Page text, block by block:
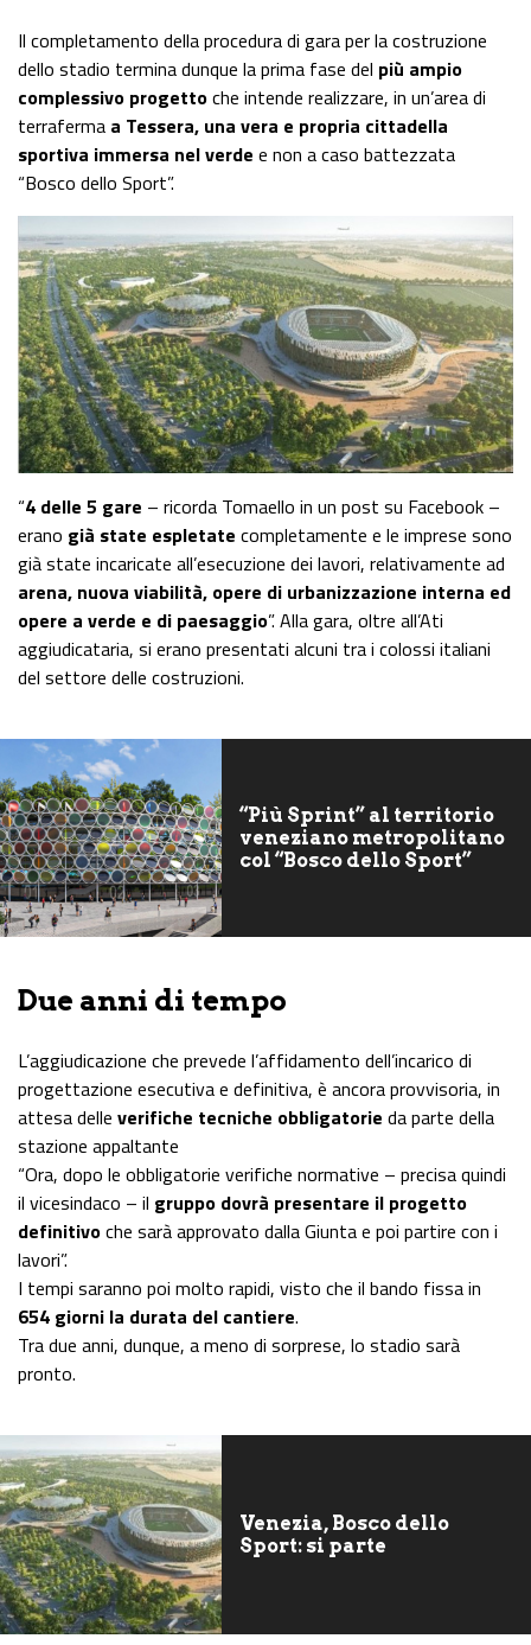
Il completamento della procedura di gara per la costruzione
dello stadio termina dunque la prima fase del più ampio
complessivo progettoche intende realizzare, in un’area di
terraferma a Tessera, una vera e propria cittadella
sportiva immersa nel verde e non a caso battezzata
“Bosco dello Sport”.
“4 delle 5 gare – ricorda Tomaello in un post su Facebook –
erano già state espletate completamente e le imprese sono
già state incaricate all’esecuzione dei lavori, relativamente ad
arena, nuova viabilità, opere di urbanizzazione interna ed
opere a verde e di paesaggio”. Alla gara, oltre all’Ati
aggiudicataria, si erano presentati alcuni tra i colossi italiani
del settore delle costruzioni.
“Più Sprint” al territorio
veneziano metropolitano
col “Bosco dello Sport”
Due anni di tempo
L’aggiudicazione che prevede l’affidamento dell’incarico di
progettazione esecutiva e definitiva, è ancora provvisoria, in
attesa delle verifiche tecniche obbligatorie da parte della
stazione appaltante
“Ora, dopo le obbligatorie verifiche normative – precisa quindi
il vicesindaco – il gruppo dovrà presentare il progetto
definitivoche sarà approvato dalla Giunta e poi partire con i
lavori”.
I tempi saranno poi molto rapidi, visto che il bando fissa in
654 giorni la durata del cantiere.
Tra due anni, dunque, a meno di sorprese, lo stadio sarà
pronto.
Venezia, Bosco dello
Sport: si parte